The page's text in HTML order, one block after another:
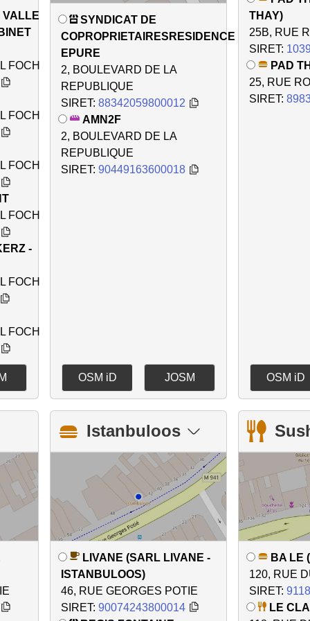
VALLE
FOCH
FOCH
FOCH
FOCH
-
FOCH
FOCH
SYNDICAT DE
COPROPRIETAIRESRESIDENCE
EPURE
2, BOULEVARD DE LA
REPUBLIQUE
SIRET: 88342059800012
AMN2F
2, BOULEVARD DE LA
REPUBLIQUE
SIRET: 90449163600018
OSM iD JOSM
THAY)
25B, RUE
SIRET:
PAD
25, RUE
SIRET:
OSM iD
Istanbuloos
LIVANE (SARL LIVANE -
ISTANBULOOS)
46, RUE GEORGES POTIE
SIRET: 90074243800014
BA LE
120, RUE
SIRET:
LE